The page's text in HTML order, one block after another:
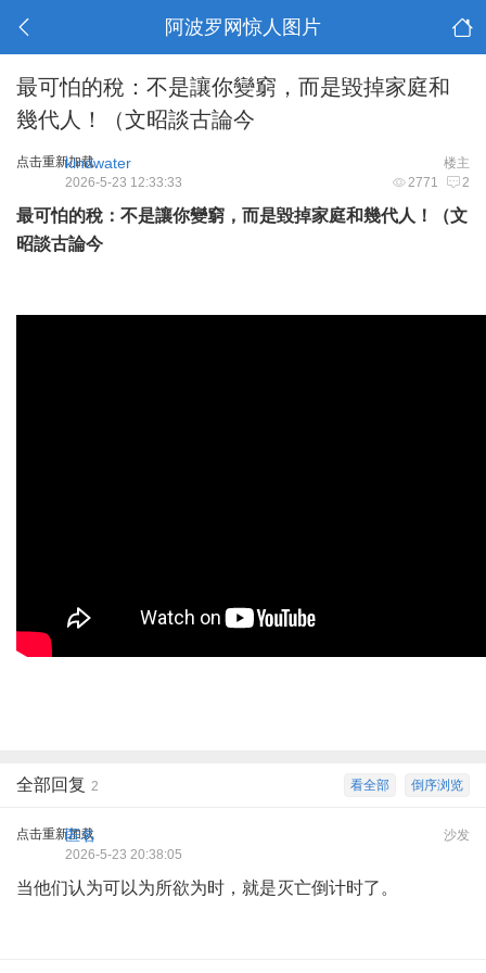
阿波罗网惊人图片
最可怕的稅：不是讓你變窮，而是毀掉家庭和
幾代人！（文昭談古論今
点击重新加载 楼主
kindwater
2771 2
2026-5-23 12:33:33
最可怕的稅：不是讓你變窮，而是毀掉家庭和幾代人！（文
昭談古論今
倒序浏览
看全部
全部回复 2
点击重新加载 沙发
匿名
2026-5-23 20:38:05
当他们认为可以为所欲为时，就是灭亡倒计时了。